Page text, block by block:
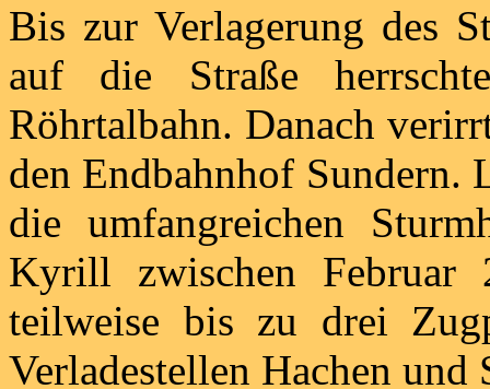
Bis zur Verlagerung des
auf die Straße
Röhrtalbahn. Danach
den Endbahnhof Sundern.
die umfangreichen
Kyrill zwischen
teilweise bis zu drei
Verladestellen Hachen und